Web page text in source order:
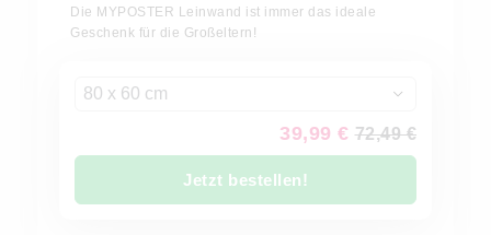
Die MYPOSTER Leinwand ist immer das ideale
Geschenk für die Großeltern!
80 x 60 cm
39,99 € 72,49 €
Jetzt bestellen!